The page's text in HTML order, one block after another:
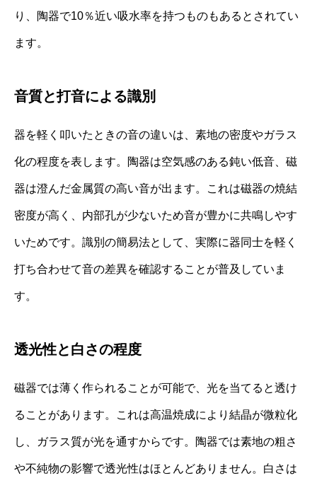
り、陶器で10％近い吸水率を持つものもあるとされてい
ます。
音質と打音による識別
器を軽く叩いたときの音の違いは、素地の密度やガラス
化の程度を表します。陶器は空気感のある鈍い低音、磁
器は澄んだ金属質の高い音が出ます。これは磁器の焼結
密度が高く、内部孔が少ないため音が豊かに共鳴しやす
いためです。識別の簡易法として、実際に器同士を軽く
打ち合わせて音の差異を確認することが普及していま
す。
透光性と白さの程度
磁器では薄く作られることが可能で、光を当てると透け
ることがあります。これは高温焼成により結晶が微粒化
し、ガラス質が光を通すからです。陶器では素地の粗さ
や不純物の影響で透光性はほとんどありません。白さは